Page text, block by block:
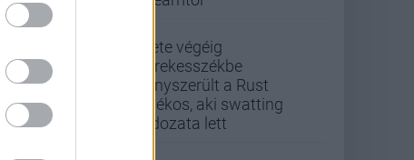
Élete végéig
kerekesszékbe
kényszerült a Rust
játékos, aki swatting
áldozata lett